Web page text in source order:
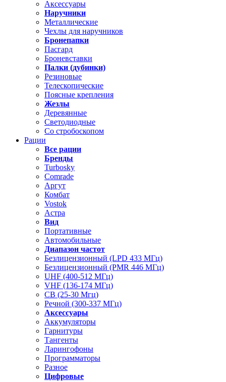
Аксессуары
Наручники
Металлические
Чехлы для наручников
Бронепапки
Пасгард
Броневставки
Палки (дубинки)
Резиновые
Телескопические
Поясные крепления
Жезлы
Деревянные
Светодиодные
Со стробоскопом
Рации
Все рации
Бренды
Turbosky
Comrade
Аргут
Комбат
Vostok
Астра
Вид
Портативные
Автомобильные
Диапазон частот
Безлицензионный (LPD 433 МГц)
Безлицензионный (PMR 446 МГц)
UHF (400-512 МГц)
VHF (136-174 МГц)
CB (25-30 Мгц)
Речной (300-337 МГц)
Аксессуары
Аккумуляторы
Гарнитуры
Тангенты
Ларингофоны
Программаторы
Разное
Цифровые